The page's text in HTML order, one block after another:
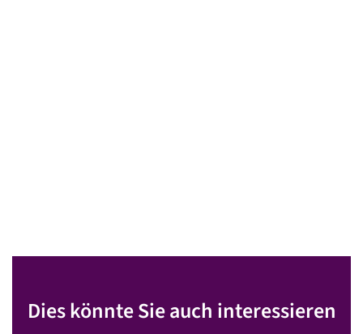
Dies könnte Sie auch interessieren